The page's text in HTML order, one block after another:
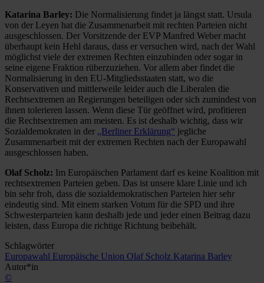
Katarina Barley: Die Normalisierung findet ja längst statt. Ursula
von der Leyen hat die Zusammenarbeit mit rechten Parteien nicht
ausgeschlossen. Der Vorsitzende der EVP Manfred Weber macht
überhaupt kein Hehl daraus, dass er versuchen wird, nach der Wahl
möglichst viele der extremen Rechten einzubinden oder sogar in
seine eigene Fraktion rüberzuziehen. Vor allem aber findet die
Normalisierung in den EU-Mitgliedsstaaten statt, wo die
Konservativen und mittlerweile leider auch die Liberalen die
Rechtsextremen an Regierungen beteiligen oder sich zumindest von
ihnen tolerieren lassen. Wenn diese Tür geöffnet wird, profitieren
die Rechtsextremen am meisten. Es ist deshalb wichtig, dass wir
Sozialdemokraten in der „Berliner Erklärung“ jegliche
Zusammenarbeit mit der extremen Rechten nach der Europawahl
ausgeschlossen haben.
Olaf Scholz: Im Europäischen Parlament darf es keine Koalition mit
rechtsextremen Parteien geben. Das ist unsere klare Linie und ich
bin sehr froh, dass die sozialdemokratischen Parteien hier sehr
eindeutig sind. Mit einem starken Votum für die SPD und ihre
Schwesterparteien kann deshalb jede und jeder einen Beitrag dazu
leisten, dass Europa die richtige Richtung beibehält.
Schlagwörter
Europawahl Europäische Union Olaf Scholz Katarina Barley
Autor*in
©